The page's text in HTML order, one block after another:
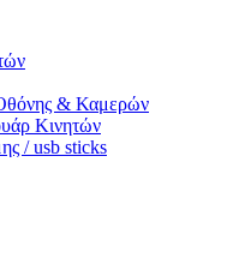
& Καμερών
Κινητών
/ usb sticks